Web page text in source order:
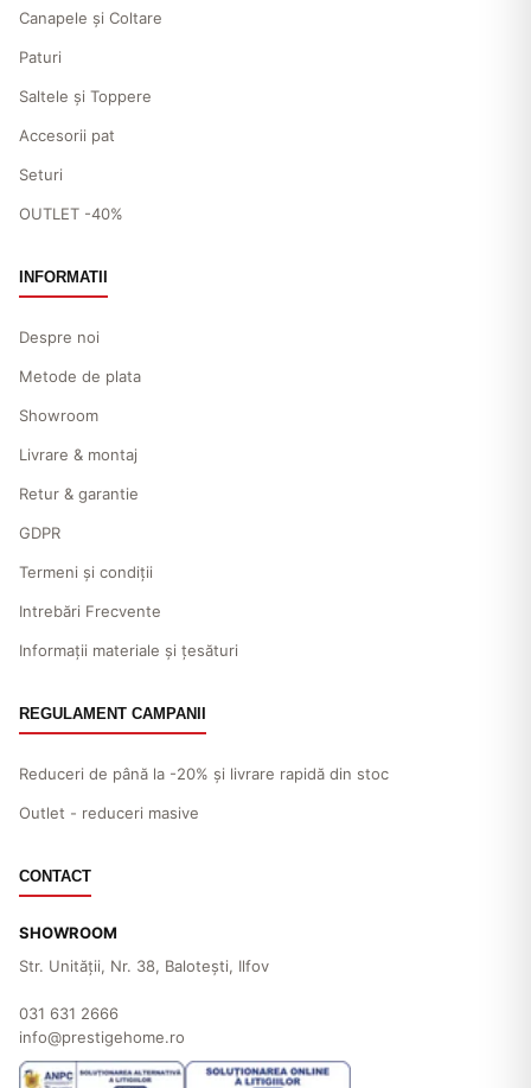
Canapele și Coltare
Paturi
Saltele și Toppere
Accesorii pat
Seturi
OUTLET -40%
INFORMATII
Despre noi
Metode de plata
Showroom
Livrare & montaj
Retur & garantie
GDPR
Termeni și condiții
Intrebări Frecvente
Informații materiale și țesături
REGULAMENT CAMPANII
Reduceri de până la -20% și livrare rapidă din stoc
Outlet - reduceri masive
CONTACT
SHOWROOM
Str. Unităţii, Nr. 38, Baloteşti, Ilfov
031 631 2666
info@prestigehome.ro